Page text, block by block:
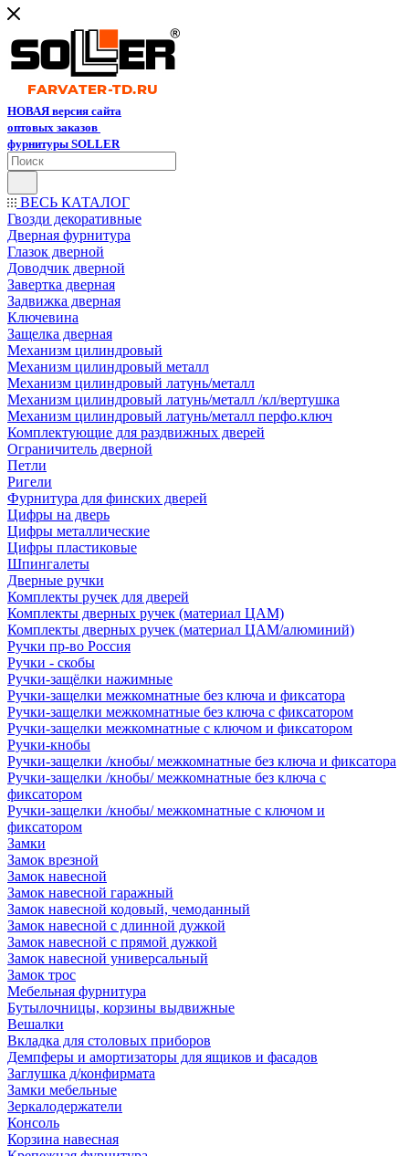
НОВАЯ версия сайта
оптовых заказов
фурнитуры SOLLER
ВЕСЬ КАТАЛОГ
Гвозди декоративные
Дверная фурнитура
Глазок дверной
Доводчик дверной
Завертка дверная
Задвижка дверная
Ключевина
Защелка дверная
Механизм цилиндровый
Механизм цилиндровый металл
Механизм цилиндровый латунь/металл
Механизм цилиндровый латунь/металл /кл/вертушка
Механизм цилиндровый латунь/металл перфо.ключ
Комплектующие для раздвижных дверей
Ограничитель дверной
Петли
Ригели
Фурнитура для финских дверей
Цифры на дверь
Цифры металлические
Цифры пластиковые
Шпингалеты
Дверные ручки
Комплекты ручек для дверей
Комплекты дверных ручек (материал ЦАМ)
Комплекты дверных ручек (материал ЦАМ/алюминий)
Ручки пр-во Россия
Ручки - скобы
Ручки-защёлки нажимные
Ручки-защелки межкомнатные без ключа и фиксатора
Ручки-защелки межкомнатные без ключа с фиксатором
Ручки-защелки межкомнатные с ключом и фиксатором
Ручки-кнобы
Ручки-защелки /кнобы/ межкомнатные без ключа и фиксатора
Ручки-защелки /кнобы/ межкомнатные без ключа с
фиксатором
Ручки-защелки /кнобы/ межкомнатные с ключом и
фиксатором
Замки
Замок врезной
Замок навесной
Замок навесной гаражный
Замок навесной кодовый, чемоданный
Замок навесной с длинной дужкой
Замок навесной с прямой дужкой
Замок навесной универсальный
Замок трос
Мебельная фурнитура
Бутылочницы, корзины выдвижные
Вешалки
Вкладка для столовых приборов
Демпферы и амортизаторы для ящиков и фасадов
Заглушка д/конфирмата
Замки мебельные
Зеркалодержатели
Консоль
Корзина навесная